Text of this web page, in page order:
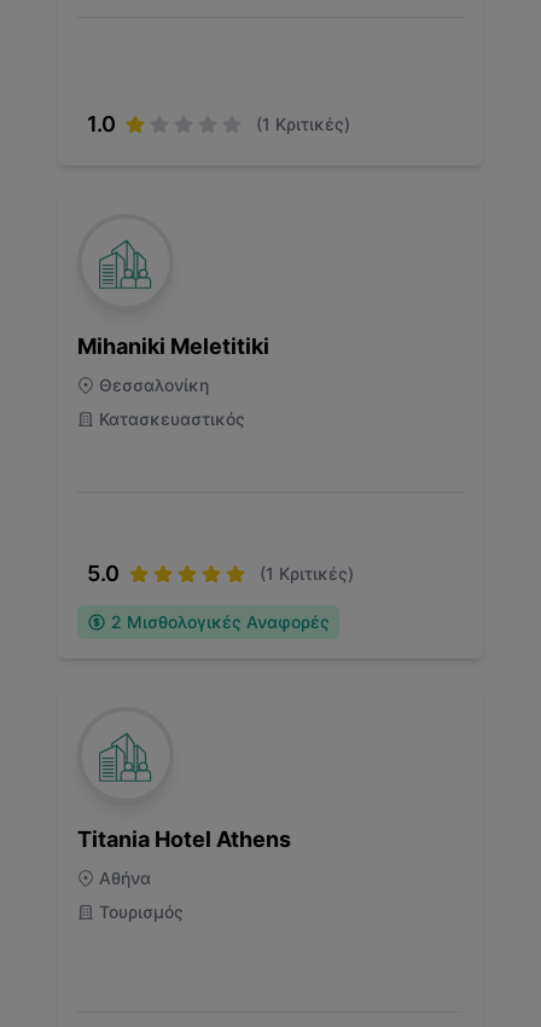
1.0 (1 Κριτικές)
Mihaniki Meletitiki
Θεσσαλονίκη
Κατασκευαστικός
5.0 (1 Κριτικές)
2 Μισθολογικές Αναφορές
Titania Hotel Athens
Αθήνα
Τουρισμός